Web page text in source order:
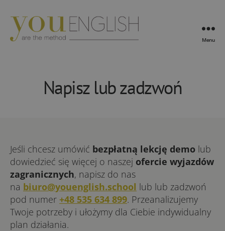
Menu
Napisz lub zadzwoń
Jeśli chcesz umówić bezpłatną lekcję demo lub
dowiedzieć się więcej o naszej ofercie wyjazdów
zagranicznych, napisz do nas
na biuro@youenglish.school lub lub zadzwoń
pod numer +48 535 634 899. Przeanalizujemy
Twoje potrzeby i ułożymy dla Ciebie indywidualny
plan działania.